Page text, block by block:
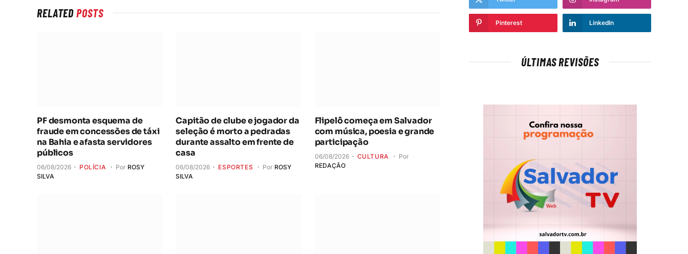
RELATEDPOSTS
PF desmonta esquema de
fraude em concessões de táxi
na Bahia e afasta servidores
públicos
06/08/2026 POLÍCIA Por ROSY
SILVA
Capitão de clube e jogador da
seleção é morto a pedradas
durante assalto em frente de
casa
06/08/2026 ESPORTES Por ROSY
SILVA
Flipelô começa em Salvador
com música, poesia e grande
participação
06/08/2026 CULTURA
Por
REDAÇÃO
Pinterest LinkedIn
ÚLTIMAS REVISÕES